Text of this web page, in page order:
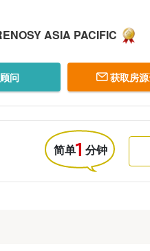
ASIA PACIFIC
问 获取房
简单 分钟